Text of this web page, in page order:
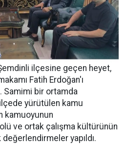
ilçesine geçen heyet,
Fatih Erdoğan'ı
Samimi bir ortamda
yürütülen kamu
kamuoyunun
ve ortak çalışma kültürünün
yapıldı.